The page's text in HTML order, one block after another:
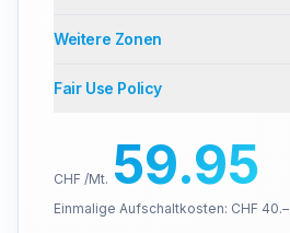
Weitere Zonen
Fair Use Policy
CHF /Mt. 59.95
Einmalige Aufschaltkosten: CHF 40.–